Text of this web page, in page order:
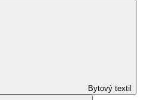
Bytový textil